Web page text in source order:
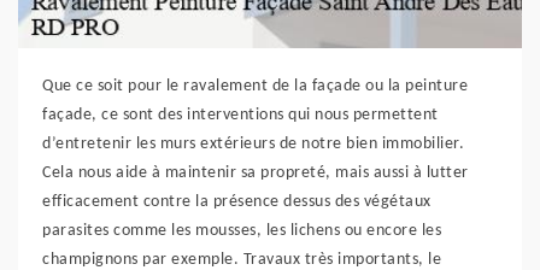
Que ce soit pour le ravalement de la façade ou la peinture
façade, ce sont des interventions qui nous permettent
d’entretenir les murs extérieurs de notre bien immobilier.
Cela nous aide à maintenir sa propreté, mais aussi à lutter
efficacement contre la présence dessus des végétaux
parasites comme les mousses, les lichens ou encore les
champignons par exemple. Travaux très importants, le